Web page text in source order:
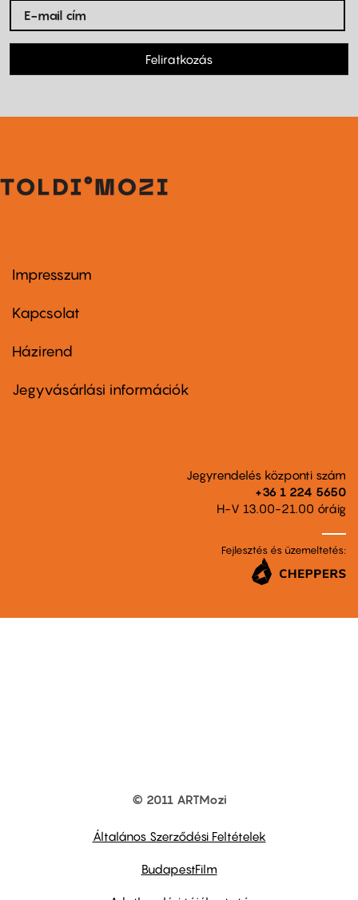
Feliratkozás
Footer
first
Impresszum
Kapcsolat
Footer
second
Házirend
Jegyvásárlási információk
Jegyrendelés központi szám
+36 1 224 5650
H-V 13.00-21.00 óráig
Fejlesztés és üzemeltetés:
© 2011 ARTMozi
Általános Szerződési Feltételek
BudapestFilm